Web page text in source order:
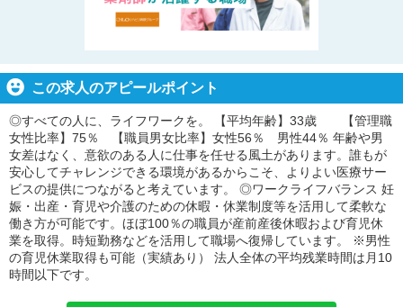
この求人のアピールポイント
◎すべての人に、ライフワークを。 【平均年齢】33歳 【管理職
女性比率】75％ 【職員男女比率】女性56％ 男性44％ 年齢や男
女差はなく、意欲のある人に仕事を任せる風土があります。誰もが
安心してチャレンジできる環境があるからこそ、よりよい医療サー
ビスの提供につながると考えています。 ◎ワークライフバランス 妊
娠・出産・育児や介護のための休暇・休業制度等を活用して柔軟な
働き方が可能です。ほぼ100％の職員が産前産後休暇および育児休
業を取得。時短勤務などを活用して職場へ復帰しています。 ※男性
の育児休業取得も可能（実績あり） 法人全体の平均残業時間は月10
時間以下です。